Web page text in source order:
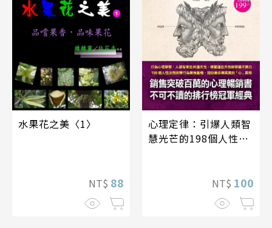
水果花之美〈1〉
NT$ 88
心理定律：引爆人類智
慧光芒的198個人性法
NT$ 100